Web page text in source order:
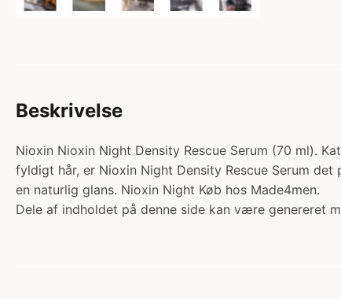
Beskrivelse
Nioxin Nioxin Night Density Rescue Serum (70 ml).
fyldigt hår, er Nioxin Night Density Rescue Serum
en naturlig glans. Nioxin Night Køb hos Made4men.
Dele af indholdet på denne side kan være genereret